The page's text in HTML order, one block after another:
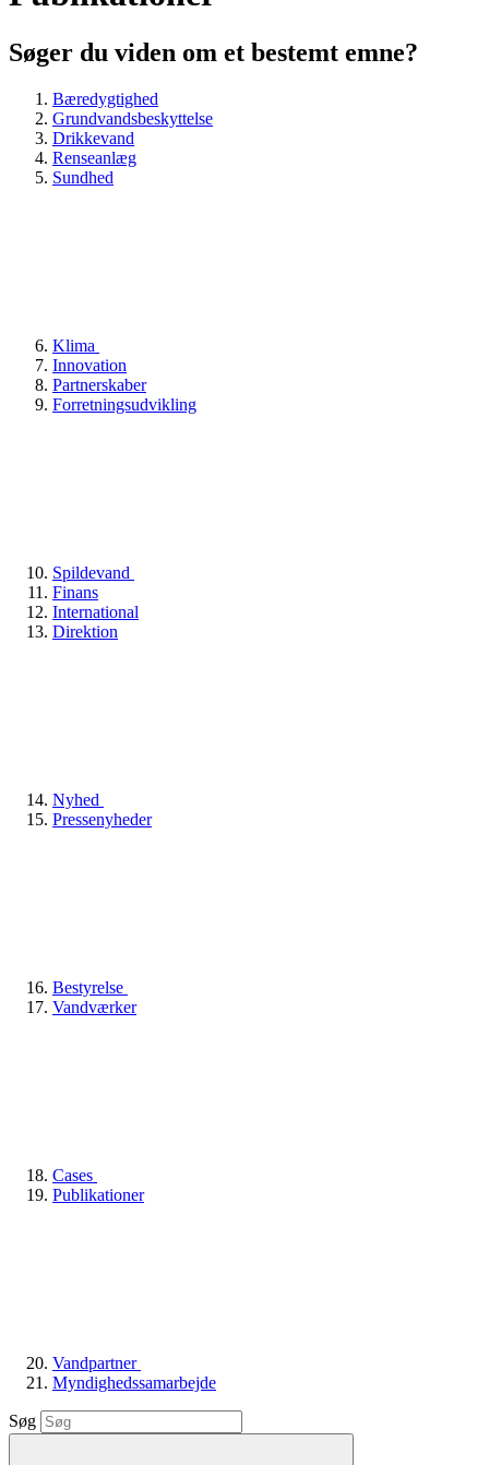
Søger du viden om et bestemt emne?
Bæredygtighed
Grundvandsbeskyttelse
Drikkevand
Renseanlæg
Sundhed
Klima
Innovation
Partnerskaber
Forretningsudvikling
Spildevand
Finans
International
Direktion
Nyhed
Pressenyheder
Bestyrelse
Vandværker
Cases
Publikationer
Vandpartner
Myndighedssamarbejde
Søg